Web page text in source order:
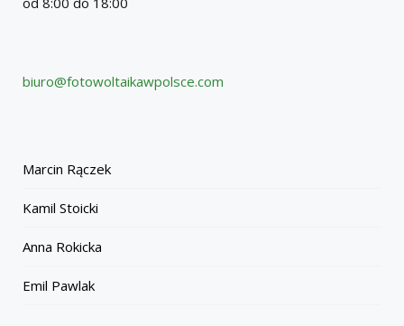
biuro@fotowoltaikawpolsce.com
Marcin Rączek
Kamil Stoicki
Anna Rokicka
Emil Pawlak